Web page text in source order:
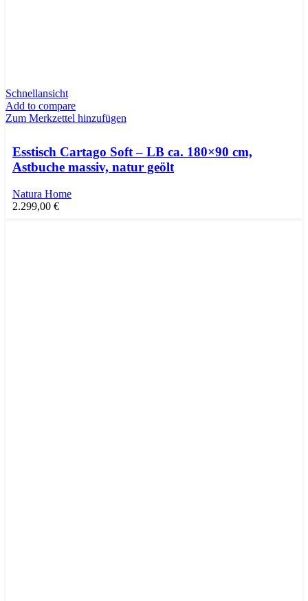
Schnellansicht
Add to compare
Zum Merkzettel hinzufügen
Esstisch Cartago Soft – LB ca. 180×90 cm,
Astbuche massiv, natur geölt
Natura Home
2.299,00 €